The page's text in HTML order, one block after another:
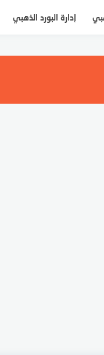
إدارة البورد الذهبي